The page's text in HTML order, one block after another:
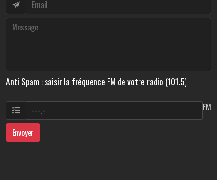
Anti Spam : saisir la fréquence FM de votre radio (101.5)
FM
Envoyer